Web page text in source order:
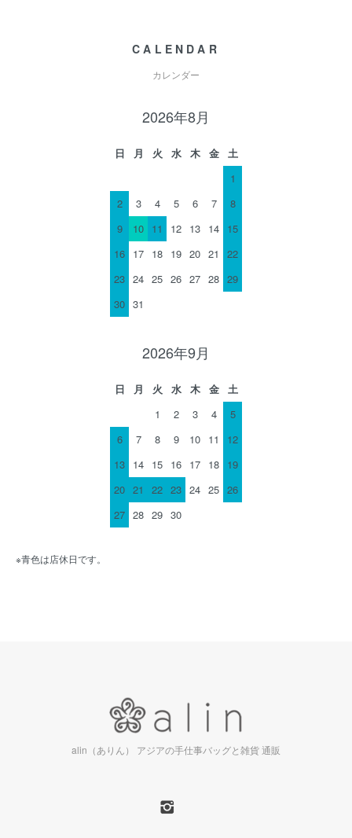
CALENDAR
カレンダー
2026年8月
日 月 火 水 木 金
土
1
2
3 4 5 6 7
8
9
10 11 12 13 14 15
16 17 18 19 20 21
22
23 24 25 26 27 28 29
30 31
2026年9月
日 月 火 水 木 金
土
1
2 3 4
5
6
7 8 9 10 11
12
13 14 15 16 17 18 19
20 21 22 23 24 25 26
27 28 29 30
※青色は店休日です。
alin（ありん） アジアの手仕事バッグと雑貨 通販